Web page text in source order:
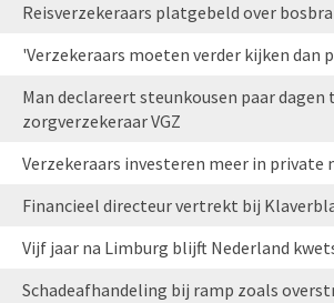
Reisverzekeraars platgebeld over
'Verzekeraars moeten verder kijken dan
Man declareert steunkousen paar dagen
zorgverzekeraar VGZ
Verzekeraars investeren meer in
Financieel directeur vertrekt bij
Vijf jaar na Limburg blijft Nederland
Schadeafhandeling bij ramp zoals